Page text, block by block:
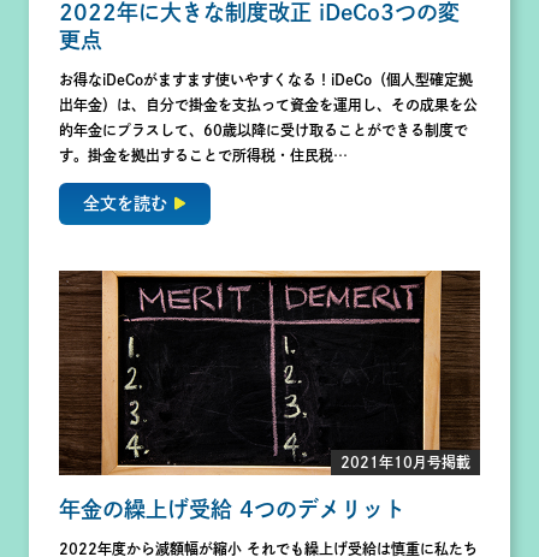
2022年に大きな制度改正 iDeCo3つの変
更点
お得なiDeCoがますます使いやすくなる！iDeCo（個人型確定拠
出年金）は、自分で掛金を支払って資金を運用し、その成果を公
的年金にプラスして、60歳以降に受け取ることができる制度で
す。掛金を拠出することで所得税・住民税…
全文を読む
2021年10月号掲載
年金の繰上げ受給 4つのデメリット
2022年度から減額幅が縮小 それでも繰上げ受給は慎重に私たち